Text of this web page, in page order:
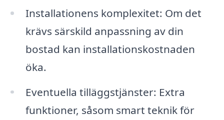
Installationens komplexitet: Om det
krävs särskild anpassning av din
bostad kan installationskostnaden
öka.
Eventuella tilläggstjänster: Extra
funktioner, såsom smart teknik för